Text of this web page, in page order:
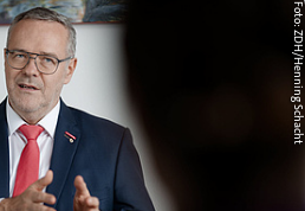
Foto: ZDH/Henning Schacht